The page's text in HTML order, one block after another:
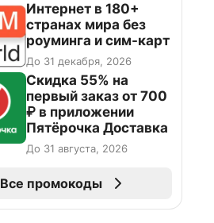
Интернет в 180+
странах мира без
роуминга и сим-карт
До 31 декабря, 2026
Скидка 55% на
первый заказ от 700
₽ в приложении
Пятёрочка Доставка
До 31 августа, 2026
Все промокоды